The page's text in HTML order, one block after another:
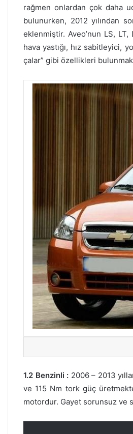
rağmen onlardan çok daha
bulunurken, 2012 yılından
eklenmiştir. Aveo’nun LS,
hava yastığı, hız sabitleyici,
çalar” gibi özellikleri
1.2 Benzinli : 2006 – 2013
ve 115 Nm tork güç
motordur. Gayet sorunsuz ve